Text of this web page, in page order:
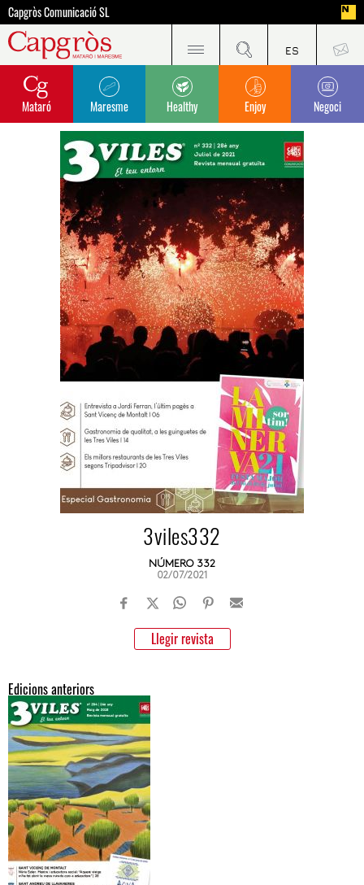
Capgròs Comunicació SL
Mataró Maresme Healthy Enjoy Negoci
3viles332
NÚMERO 332
02/07/2021
Llegir revista
Edicions anteriors